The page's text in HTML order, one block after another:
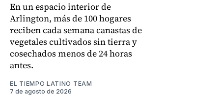
En un espacio interior de
Arlington, más de 100 hogares
reciben cada semana canastas de
vegetales cultivados sin tierra y
cosechados menos de 24 horas
antes.
EL TIEMPO LATINO TEAM
7 de agosto de 2026